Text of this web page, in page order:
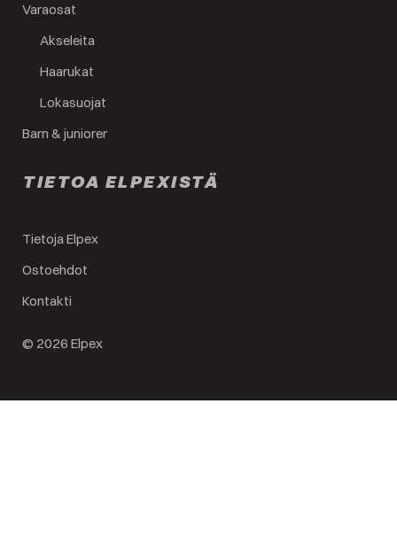
Varaosat
Akseleita
Haarukat
Lokasuojat
Barn & juniorer
TIETOA ELPEXISTÄ
Tietoja Elpex
Ostoehdot
Kontakti
© 2026 Elpex